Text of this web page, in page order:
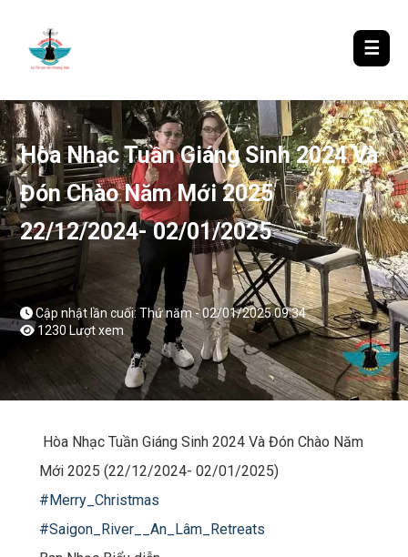
☰
Hòa Nhạc Tuần Giáng Sinh 2024 Và
Đón Chào Năm Mới 2025
22/12/2024- 02/01/2025
Cập nhật lần cuối: Thứ năm - 02/01/2025 09:34
1230 Lượt xem
Hòa Nhạc Tuần Giáng Sinh 2024 Và Đón Chào Năm
Mới 2025 (22/12/2024- 02/01/2025)
#Merry_Christmas
#Saigon_River__An_Lâm_Retreats